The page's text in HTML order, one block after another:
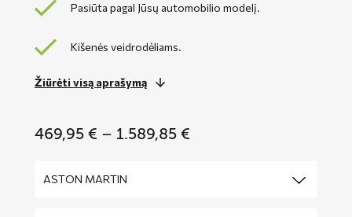
Pasiūta pagal Jūsų automobilio modelį.
Kišenės veidrodėliams.
Žiūrėti visą aprašymą
469,95 € – 1.589,85 €